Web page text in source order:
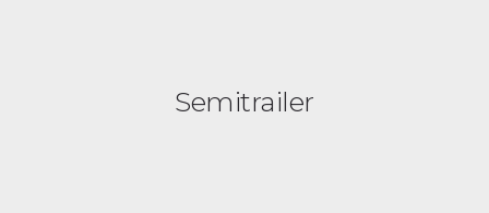
Semitrailer